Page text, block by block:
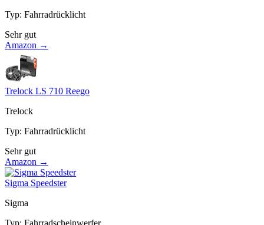
Typ: Fahrradrücklicht
Sehr gut
Amazon →
Trelock LS 710 Reego
Trelock
Typ: Fahrradrücklicht
Sehr gut
Amazon →
Sigma Speedster
Sigma
Typ: Fahrradscheinwerfer